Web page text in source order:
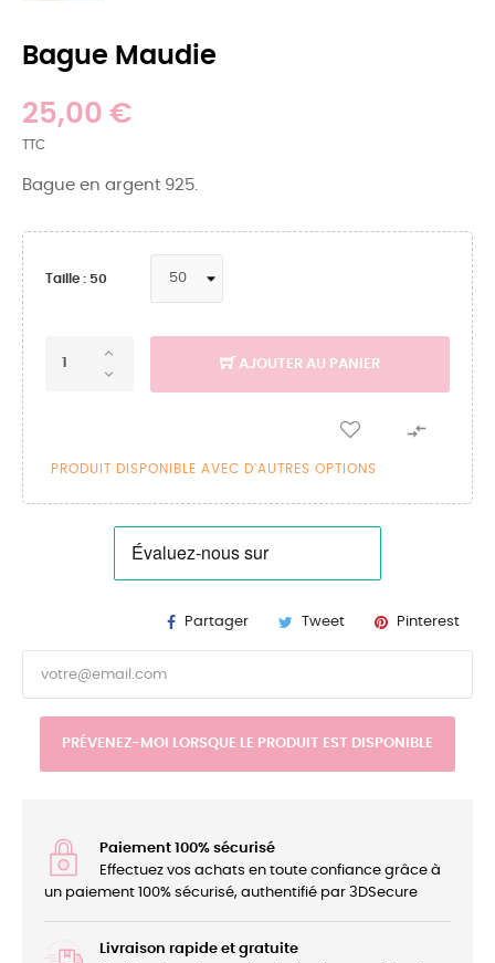
Bague Maudie
25,00 €
TTC
Bague en argent 925.
Taille : 50
AJOUTER AU PANIER

PRODUIT DISPONIBLE AVEC D'AUTRES OPTIONS
Partager Tweet Pinterest
PRÉVENEZ-MOI LORSQUE LE PRODUIT EST DISPONIBLE
Paiement 100% sécurisé
Effectuez vos achats en toute confiance grâce à
un paiement 100% sécurisé, authentifié par 3DSecure
Livraison rapide et gratuite